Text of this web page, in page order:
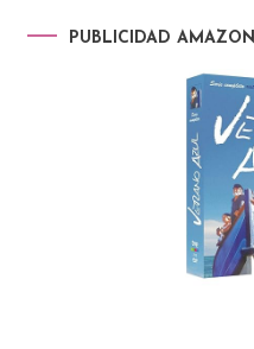
PUBLICIDAD AMAZON